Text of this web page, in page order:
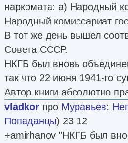
наркомата: а) Народный
Народный комиссариат
В тот же день вышел
Совета СССР.
НКГБ был вновь
так что 22 июня 1941-го
Автор книги абсолютно
vladkor про Муравьев:
Попаданцы) 23 12
+amirhanov "НКГБ был